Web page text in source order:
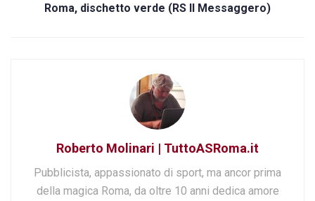
Roma, dischetto verde (RS Il Messaggero)
Roberto Molinari | TuttoASRoma.it
Pubblicista, appassionato di sport, ma ancor prima
della magica Roma, da oltre 10 anni dedica amore